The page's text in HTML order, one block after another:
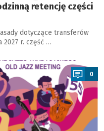
retencję części
dotyczące transferów
2027 r. część …
0